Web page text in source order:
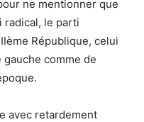
ne mentionner que
radical, le parti
République, celui
comme de
avec retardement